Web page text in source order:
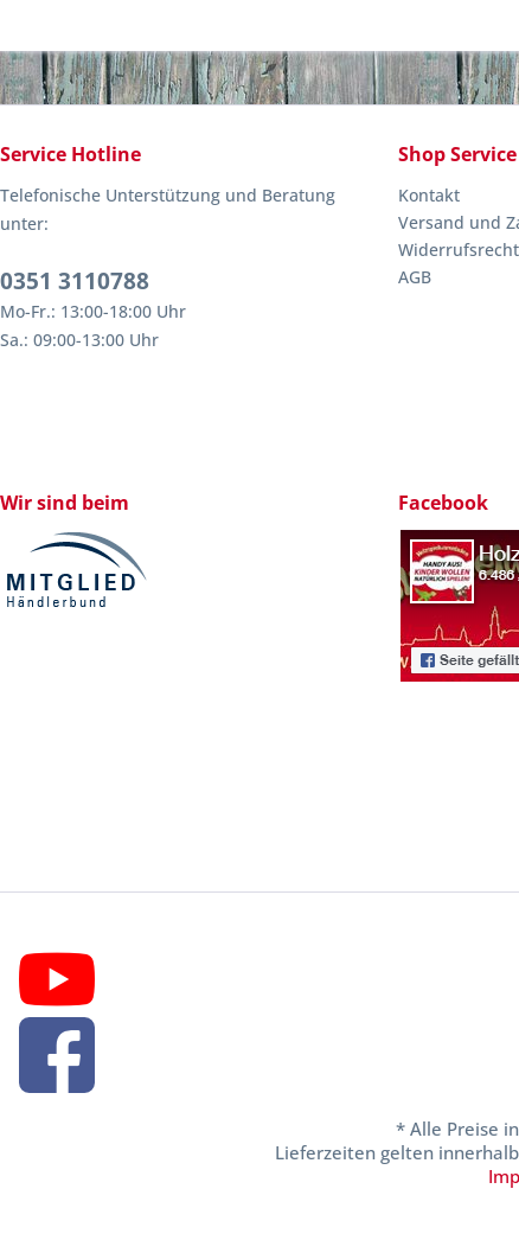
Service Hotline
Telefonische Unterstützung und Beratung
unter:
0351 3110788
Mo-Fr.: 13:00-18:00 Uhr
Sa.: 09:00-13:00 Uhr
Shop Service
Kontakt
Versand und
Widerrufsrecht
AGB
Wir sind beim Facebook
* Alle Preise
Lieferzeiten gelten